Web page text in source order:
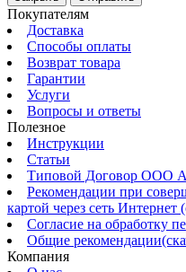
Покупателям
Доставка
Способы оплаты
Возврат товара
Гарантии
Услуги
Вопросы и ответы
Полезное
Инструкции
Статьи
Типовой Договор ООО
Рекомендации при
картой через сеть Интернет
Согласие на обработку
Общие
Компания